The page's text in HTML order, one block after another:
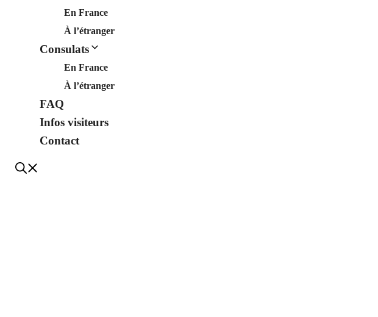
En France
À l’étranger
Consulats
En France
À l’étranger
FAQ
Infos visiteurs
Contact